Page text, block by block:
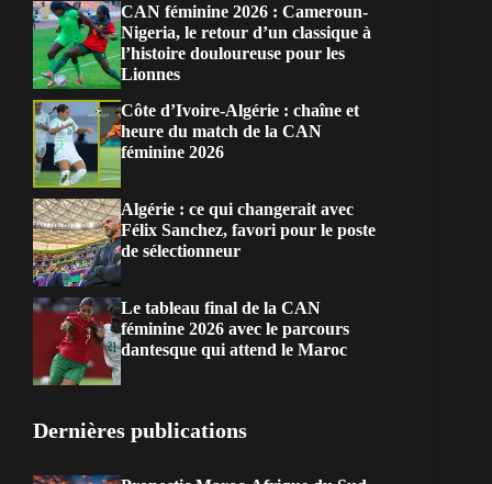
CAN féminine 2026 : Cameroun-
Nigeria, le retour d’un classique à
l’histoire douloureuse pour les
Lionnes
Côte d’Ivoire-Algérie : chaîne et
heure du match de la CAN
féminine 2026
Algérie : ce qui changerait avec
Félix Sanchez, favori pour le poste
de sélectionneur
Le tableau final de la CAN
féminine 2026 avec le parcours
dantesque qui attend le Maroc
Dernières publications